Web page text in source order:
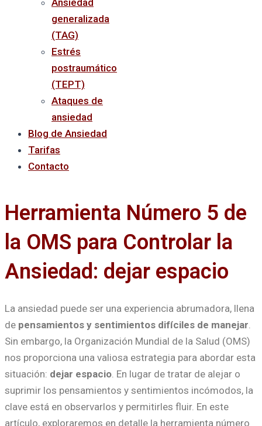
Ansiedad
generalizada
(TAG)
Estrés
postraumático
(TEPT)
Ataques de
ansiedad
Blog de Ansiedad
Tarifas
Contacto
Herramienta Número 5 de
la OMS para Controlar la
Ansiedad: dejar espacio
La ansiedad puede ser una experiencia abrumadora, llena
de pensamientos y sentimientos difíciles de manejar.
Sin embargo, la Organización Mundial de la Salud (OMS)
nos proporciona una valiosa estrategia para abordar esta
situación: dejar espacio. En lugar de tratar de alejar o
suprimir los pensamientos y sentimientos incómodos, la
clave está en observarlos y permitirles fluir. En este
artículo, exploraremos en detalle la herramienta número